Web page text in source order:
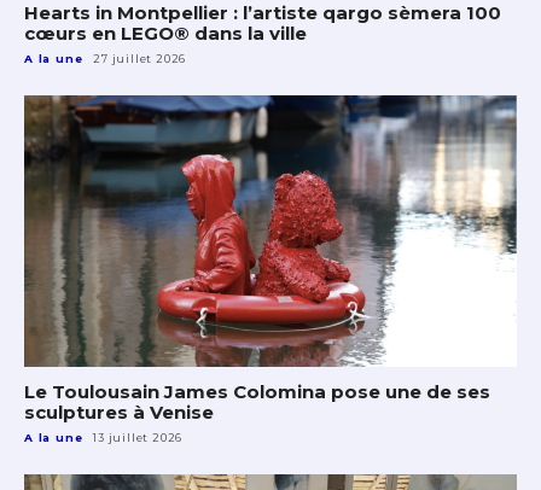
Hearts in Montpellier : l’artiste qargo sèmera 100
cœurs en LEGO® dans la ville
A la une 27 juillet 2026
Le Toulousain James Colomina pose une de ses
sculptures à Venise
A la une 13 juillet 2026